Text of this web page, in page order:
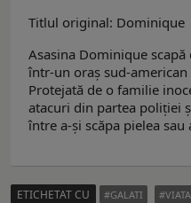
Titlul original: Dominique
Asasina Dominique
într-un oraș sud-
Protejată de o familie
atacuri din partea poliției
între a-și scăpa pielea sau
ETICHETAT CU GALATI